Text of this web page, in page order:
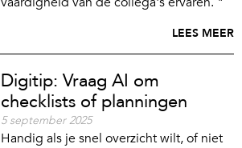
LEES MEER
Digitip: Vraag AI om
checklists of planningen
5 september 2025
Handig als je snel overzicht wilt, of niet